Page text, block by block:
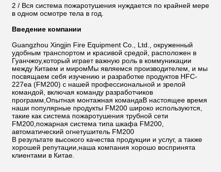
2 / Вся система пожаротушения нуждается по крайней мере
в одном осмотре тела в год.
Введение компании
Guangzhou Xingjin Fire Equipment Co., Ltd., окруженный
удобным транспортом и красивой средой, расположен в
Гуанчжоу,который играет важную роль в коммуникации
между Китаем и миромМы являемся производителем, и мы
посвящаем себя изучению и разработке продуктов HFC-
227ea (FM200) с нашей профессиональной и зрелой
командой, включая команду разработчиков
программ,Опытная монтажная командаВ настоящее время
наши популярные продукты FM200 широко используются,
такие как система пожаротушения трубной сети
FM200,пожарная система типа шкафа FM200,
автоматический огнетушитель FM200
В результате высокого качества продукции и услуг, а также
хорошей репутации,наша компания хорошо воспринята
клиентами в Китае.